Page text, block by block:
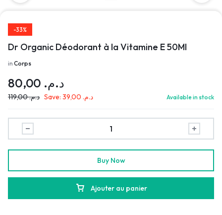
-33%
Dr Organic Déodorant à la Vitamine E 50Ml
in Corps
د.م.
د.م.119,00 Save: د.م. Available in stock
Ajouter au panier
Buy Now